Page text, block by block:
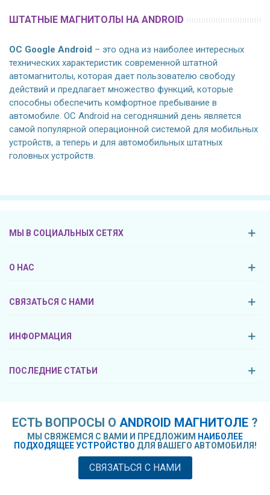
ШТАТНЫЕ МАГНИТОЛЫ НА ANDROID
ОС Google Android – это одна из наиболее интересных
технических характеристик современной штатной
автомагнитолы, которая дает пользователю свободу
действий и предлагает множество функций, которые
способны обеспечить комфортное пребывание в
автомобиле. ОС Android на сегодняшний день является
самой популярной операционной системой для мобильных
устройств, а теперь и для автомобильных штатных
головных устройств.
МЫ В СОЦИАЛЬНЫХ СЕТЯХ
О НАС
СВЯЗАТЬСЯ С НАМИ
ИНФОРМАЦИЯ
ПОСЛЕДНИЕ СТАТЬИ
ЕСТЬ ВОПРОСЫ О ANDROID МАГНИТОЛЕ ?
МЫ СВЯЖЕМСЯ С ВАМИ И ПРЕДЛОЖИМ НАИБОЛЕЕ
ПОДХОДЯЩЕЕ УСТРОЙСТВО ДЛЯ ВАШЕГО АВТОМОБИЛЯ!
СВЯЗАТЬСЯ С НАМИ